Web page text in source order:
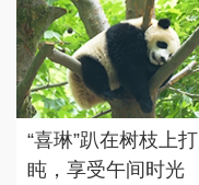
“喜琳”趴在树枝上打
盹，享受午间时光